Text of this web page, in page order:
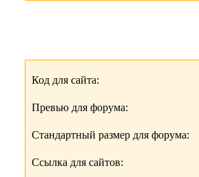
Код для сайта:
Превью для форума:
Стандартный размер для форума:
Ссылка для сайтов: